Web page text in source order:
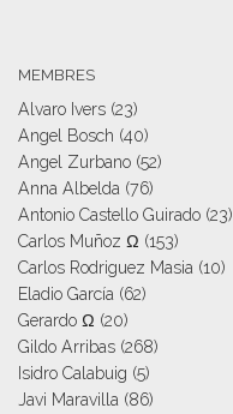
MEMBRES
Alvaro Ivers (23)
Angel Bosch (40)
Angel Zurbano (52)
Anna Albelda (76)
Antonio Castello Guirado (23)
Carlos Muñoz Ω (153)
Carlos Rodriguez Masia (10)
Eladio García (62)
Gerardo Ω (20)
Gildo Arribas (268)
Isidro Calabuig (5)
Javi Maravilla (86)